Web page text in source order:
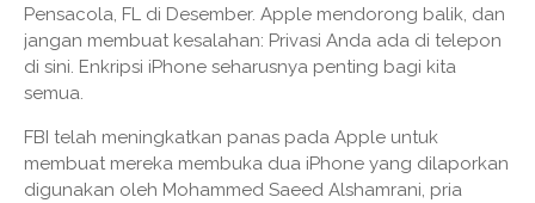
Pensacola, FL di Desember. Apple mendorong balik, dan
jangan membuat kesalahan: Privasi Anda ada di telepon
di sini. Enkripsi iPhone seharusnya penting bagi kita
semua.
FBI telah meningkatkan panas pada Apple untuk
membuat mereka membuka dua iPhone yang dilaporkan
digunakan oleh Mohammed Saeed Alshamrani, pria